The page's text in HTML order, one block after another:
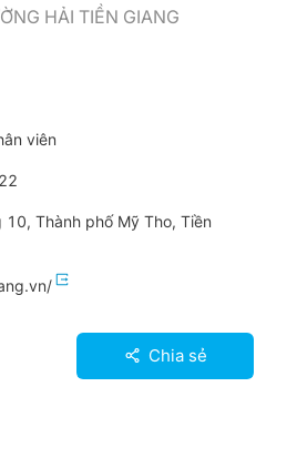
HẢI TIỀN GIANG
viên
10, Thành phố Mỹ Tho, Tiền
Chia sẻ